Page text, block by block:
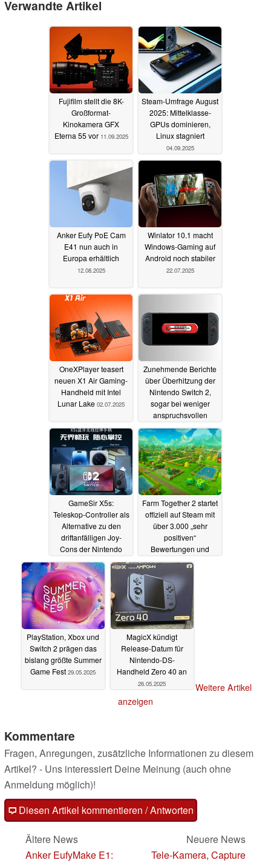
Verwandte Artikel
Fujifilm stellt die 8K-
Großformat-
Kinokamera GFX
Eterna 55 vor 11.09.2025
Steam-Umfrage August
2025: Mittelklasse-
GPUs dominieren,
Linux stagniert
04.09.2025
Anker Eufy PoE Cam
E41 nun auch in
Europa erhältlich
12.08.2025
Winlator 10.1 macht
Windows-Gaming auf
Android noch stabiler
22.07.2025
OneXPlayer teasert
neuen X1 Air Gaming-
Handheld mit Intel
Lunar Lake 02.07.2025
Zunehmende Berichte
über Überhitzung der
Nintendo Switch 2,
sogar bei weniger
anspruchsvollen
Spielen02.07.2025
GameSir X5s:
Teleskop-Controller als
Alternative zu den
driftanfälligen Joy-
Cons der Nintendo
Switch 217.06.2025
Farm Together 2 startet
offiziell auf Steam mit
über 3.000 „sehr
positiven“
Bewertungen und
Einführungsrabatt
PlayStation, Xbox und
Switch 2 prägen das
bislang größte Summer
Game Fest 29.05.2025
MagicX kündigt
Release-Datum für
Nintendo-DS-
Handheld Zero 40 an
26.05.2025
Weitere Artikel
anzeigen
Kommentare
Fragen, Anregungen, zusätzliche Informationen zu diesem
Artikel? - Uns interessiert Deine Meinung (auch ohne
Anmeldung möglich)!
Diesen Artikel kommentieren / Antworten
Ältere News
Anker EufyMake E1:
Neuere News
Tele-Kamera, Capture